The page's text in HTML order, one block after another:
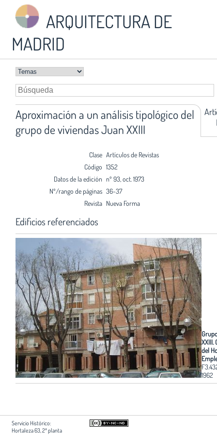
ARQUITECTURA DE
MADRID
Aproximación a un análisis tipológico del
grupo de viviendas Juan XXIII
Clase Artículos de Revistas
Código 1352
Datos de la edición nº 93, oct. 1973
Nº/rango de páginas 36-37
Revista Nueva Forma
Edificios referenciados
XXIII.
del
1962
Servicio Histórico:
Hortaleza 63, 2ª planta